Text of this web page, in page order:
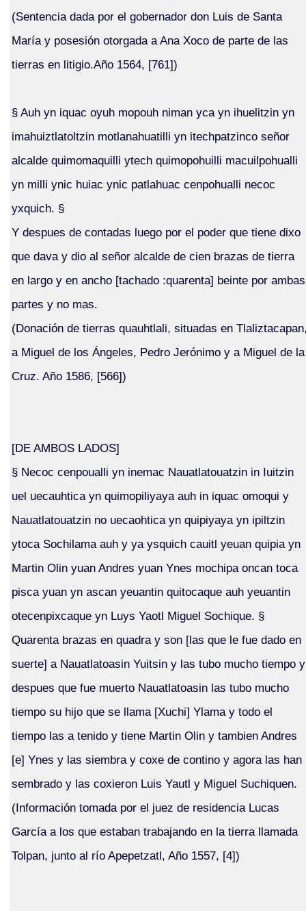
(Sentencia dada por el gobernador don Luis de Santa
María y posesión otorgada a Ana Xoco de parte de las
tierras en litigio.Año 1564, [761])
§ Auh yn iquac oyuh mopouh niman yca yn ihuelitzin yn
imahuiztlatoltzin motlanahuatilli yn itechpatzinco señor
alcalde quimomaquilli ytech quimopohuilli macuilpohualli
yn milli ynic huiac ynic patlahuac cenpohualli necoc
yxquich. §
Y despues de contadas luego por el poder que tiene dixo
que dava y dio al señor alcalde de cien brazas de tierra
en largo y en ancho [tachado :quarenta] beinte por ambas
partes y no mas.
(Donación de tierras quauhtlali, situadas en
a Miguel de los Ángeles, Pedro Jerónimo y a Miguel de la
Cruz. Año 1586, [566])
[DE AMBOS LADOS]
§ Necoc cenpoualli yn inemac Nauatlatouatzin in Iuitzin
uel uecauhtica yn quimopiliyaya auh in iquac omoqui y
Nauatlatouatzin no uecaohtica yn quipiyaya yn ipiltzin
ytoca Sochilama auh y ya ysquich cauitl yeuan quipia yn
Martin Olin yuan Andres yuan Ynes mochipa oncan toca
pisca yuan yn ascan yeuantin quitocaque auh yeuantin
otecenpixcaque yn Luys Yaotl Miguel Sochique. §
Quarenta brazas en quadra y son [las que le fue dado en
suerte] a Nauatlatoasin Yuitsin y las tubo mucho tiempo y
despues que fue muerto Nauatlatoasin las tubo mucho
tiempo su hijo que se llama [Xuchi] Ylama y todo el
tiempo las a tenido y tiene Martin Olin y tambien Andres
[e] Ynes y las siembra y coxe de contino y agora las han
sembrado y las coxieron Luis Yautl y Miguel Suchiquen.
(Información tomada por el juez de residencia Lucas
García a los que estaban trabajando en la tierra llamada
Tolpan, junto al río Apepetzatl, Año 1557, [4])